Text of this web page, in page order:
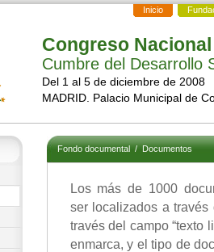
Inicio
Congreso
Cumbre del Desarrollo
Del 1 al 5 de diciembre de 2008
MADRID. Palacio Municipal de
Fondo documental/Documentos
Los más de 1000
ser localizados a
través del campo “texto
enmarca, y el tipo de